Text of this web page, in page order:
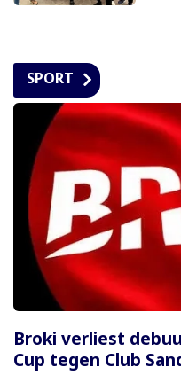
SPORT
Broki verliest
Cup tegen Club